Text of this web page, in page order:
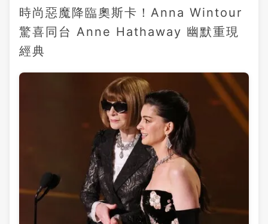
時尚惡魔降臨奧斯卡！Anna Wintour
驚喜同台 Anne Hathaway 幽默重現
經典